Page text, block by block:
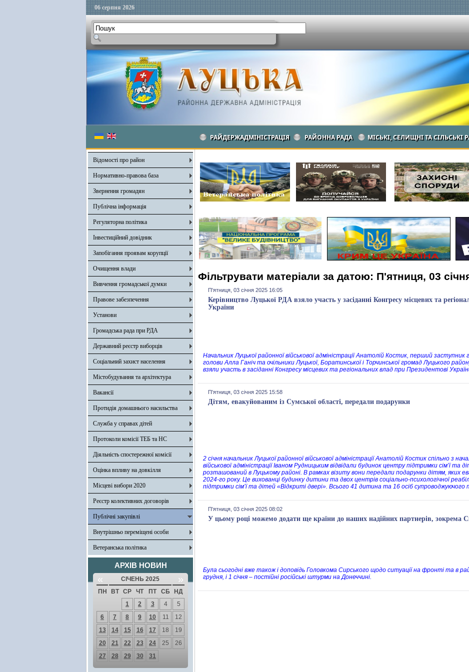
06 серпня 2026
РАЙДЕРЖАДМІНІСТРАЦІЯ РАЙОННА РАДА МІСЬКІ, СЕЛИЩНІ ТА СІЛЬСЬКІ
Відомості про район
Нормативно-правова база
Звернення громадян
Публічна інформація
Регуляторна політика
Інвестиційний довідник
Запобігання проявам корупції
Очищення влади
Вивчення громадської думки
Правове забезпечення
Установи
Громадська рада при РДА
Державний реєстр виборців
Соціальний захист населення
Містобудування та архітектура
Вакансії
Протидія домашнього насильства
Служба у справах дітей
Протоколи комісії ТЕБ та НС
Діяльність спостережної комісії
Оцінка впливу на довкілля
Місцеві вибори 2020
Реєстр колективних договорів
Публічні закупівлі
Внутрішньо переміщені особи
Ветеранська політика
АРХІВ НОВИН
« СІЧЕНЬ 2025 »
ПН ВТ СР ЧТ ПТ СБ
НД
1
2 3 4
5
6
7 8 9 10 11
12
13
14 15 16 17 18
19
20
21 22 23 24 25
26
27
28 29 30 31
Фільтрувати матеріали за датою: П'ятниця, 03
П'ятниця, 03 січня 2025 16:05
Керівництво Луцької РДА взяло участь у засіданні Конгресу місцевих та
України
Начальник Луцької районної військової адміністрації Анатолій Костик, перший
голови Алла Ганіч та очільники Луцької, Боратинської і Торчинської громад Луцького
взяли участь в засіданні Конгресу місцевих та регіональних влад при Президентові
П'ятниця, 03 січня 2025 15:58
Дітям, евакуйованим із Сумської області, передали подарунки
2 січня начальник Луцької районної військової адміністрації Анатолій Костик спільно з
військової адміністрації Іваном Рудницьким відвідали будинок центру підтримки сім’ї та
розташований в Луцькому районі. В рамках візиту вони передали подарунки дітям, яких
2024-го року. Це вихованці будинку дитини та двох центрів соціально-психологічної
підтримки сім’ї та дітей «Відкриті двері». Всього 41 дитина та 16 осіб супроводжуючого
П'ятниця, 03 січня 2025 08:02
У цьому році можемо додати ще країни до наших надійних партнерів, зокрема
Була сьогодні вже також і доповідь Головкома Сирського щодо ситуації на фронті та в
грудня, і 1 січня – постійні російські штурми на Донеччині.